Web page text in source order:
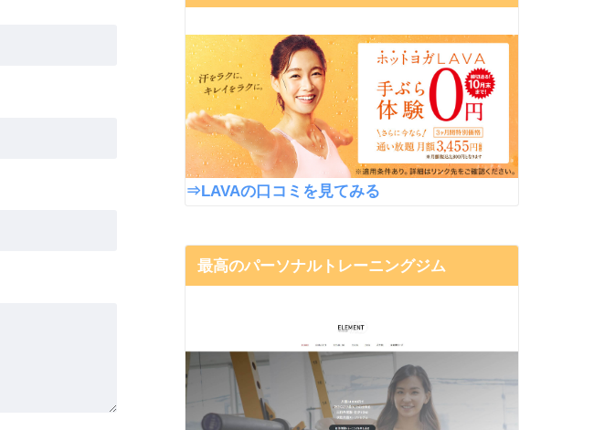
⇒LAVAの口コミを見てみる
最高のパーソナルトレーニングジム